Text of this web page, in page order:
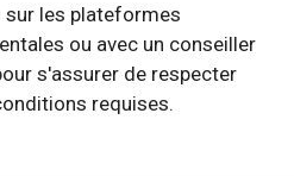
les plateformes
ou avec un conseiller
s'assurer de respecter
requises.